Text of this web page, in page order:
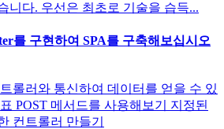
니다. 우선은 최초로 기술을 습득...
를 구현하여 SPA를 구축해보십시오
롤러와 통신하여 데이터를 얻을 수 있
POST 메서드를 사용해보기 지정된
컨트롤러 만들기